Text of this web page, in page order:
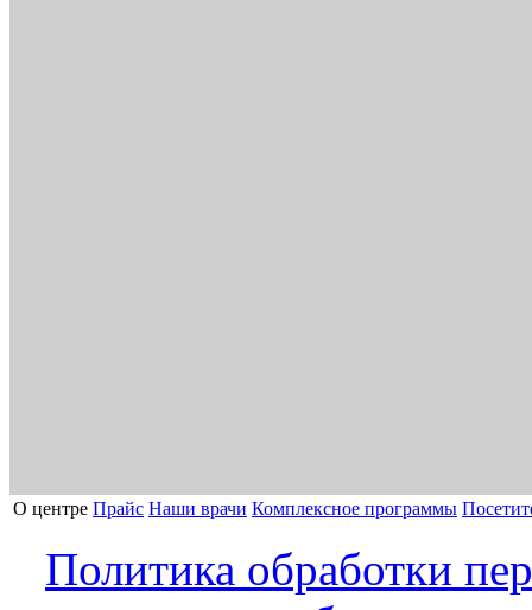
О центре Прайс Наши врачи Комплексное программы
Политика обработки